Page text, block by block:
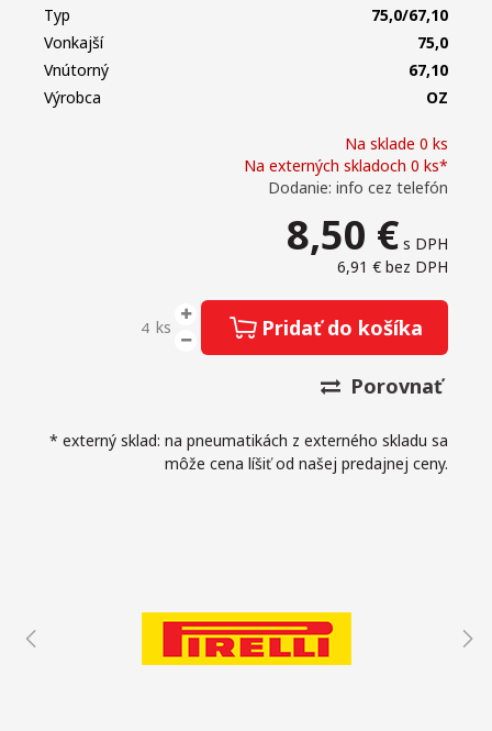
Na sklade 0 ks
Na externých skladoch 0 ks*
Dodanie: info cez telefón
8,50 € s DPH
6,91 € bez DPH
ks Pridať do košíka
Porovnať
* externý sklad: na pneumatikách z externého skladu sa
môže cena líšiť od našej predajnej ceny.
Typ
75,0/67,10
Vonkajší
75,0
Vnútorný
67,10
Výrobca
OZ